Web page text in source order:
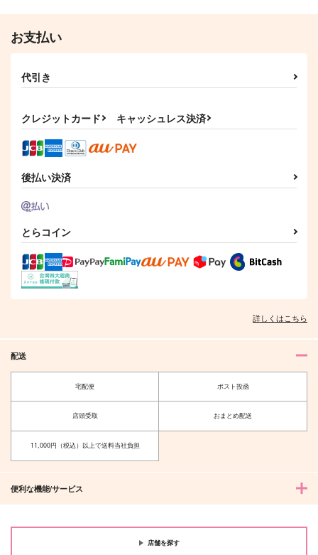
お支払い
代引き
クレジットカード キャッシュレス決済
後払い決済
とらコイン
詳しくはこちら
配送
宅配便 ポスト投函
店頭受取 おまとめ配送
11,000円（税込）以上で送料当社負担
便利な機能/サービス
店舗を探す